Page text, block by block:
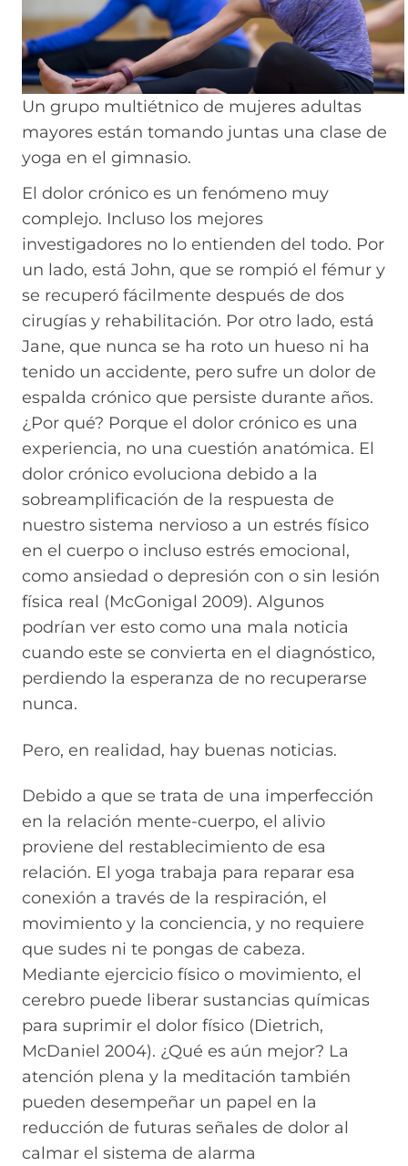
Un grupo multiétnico de mujeres adultas
mayores están tomando juntas una clase de
yoga en el gimnasio.
El dolor crónico es un fenómeno muy
complejo. Incluso los mejores
investigadores no lo entienden del todo. Por
un lado, está John, que se rompió el fémur y
se recuperó fácilmente después de dos
cirugías y rehabilitación. Por otro lado, está
Jane, que nunca se ha roto un hueso ni ha
tenido un accidente, pero sufre un dolor de
espalda crónico que persiste durante años.
¿Por qué? Porque el dolor crónico es una
experiencia, no una cuestión anatómica. El
dolor crónico evoluciona debido a la
sobreamplificación de la respuesta de
nuestro sistema nervioso a un estrés físico
en el cuerpo o incluso estrés emocional,
como ansiedad o depresión con o sin lesión
física real (McGonigal 2009). Algunos
podrían ver esto como una mala noticia
cuando este se convierta en el diagnóstico,
perdiendo la esperanza de no recuperarse
nunca.
Pero, en realidad, hay buenas noticias.
Debido a que se trata de una imperfección
en la relación mente-cuerpo, el alivio
proviene del restablecimiento de esa
relación. El yoga trabaja para reparar esa
conexión a través de la respiración, el
movimiento y la conciencia, y no requiere
que sudes ni te pongas de cabeza.
Mediante ejercicio físico o movimiento, el
cerebro puede liberar sustancias químicas
para suprimir el dolor físico (Dietrich,
McDaniel 2004). ¿Qué es aún mejor? La
atención plena y la meditación también
pueden desempeñar un papel en la
reducción de futuras señales de dolor al
calmar el sistema de alarma